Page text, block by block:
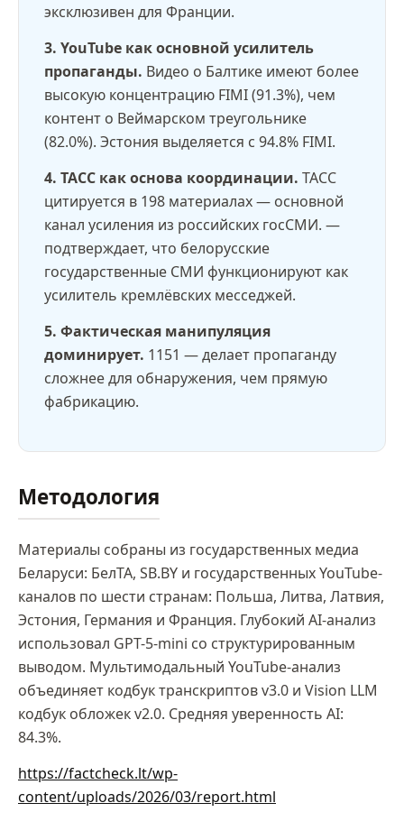
эксклюзивен для Франции.
3. YouTube как основной усилитель
пропаганды. Видео о Балтике имеют более
высокую концентрацию FIMI (91.3%), чем
контент о Веймарском треугольнике
(82.0%). Эстония выделяется с 94.8% FIMI.
4. ТАСС как основа координации. ТАСС
цитируется в 198 материалах — основной
канал усиления из российских госСМИ. —
подтверждает, что белорусские
государственные СМИ функционируют как
усилитель кремлёвских месседжей.
5. Фактическая манипуляция
доминирует. 1151 — делает пропаганду
сложнее для обнаружения, чем прямую
фабрикацию.
Методология
Материалы собраны из государственных медиа
Беларуси: БелТА, SB.BY и государственных YouTube-
каналов по шести странам: Польша, Литва, Латвия,
Эстония, Германия и Франция. Глубокий AI-анализ
использовал GPT-5-mini со структурированным
выводом. Мультимодальный YouTube-анализ
объединяет кодбук транскриптов v3.0 и Vision LLM
кодбук обложек v2.0. Средняя уверенность AI:
84.3%.
https://factcheck.lt/wp-
content/uploads/2026/03/report.html